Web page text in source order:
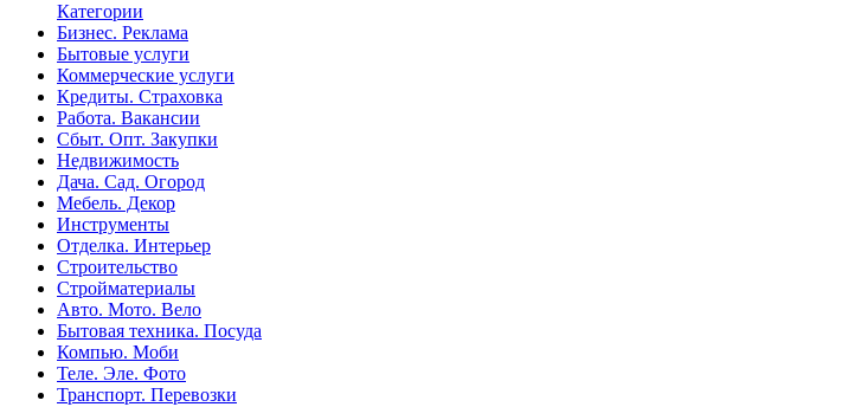
Категории
Бизнес. Реклама
Бытовые услуги
Коммерческие услуги
Кредиты. Страховка
Работа. Вакансии
Сбыт. Опт. Закупки
Недвижимость
Дача. Сад. Огород
Мебель. Декор
Инструменты
Отделка. Интерьер
Строительство
Стройматериалы
Авто. Мото. Вело
Бытовая техника. Посуда
Компью. Моби
Теле. Эле. Фото
Транспорт. Перевозки